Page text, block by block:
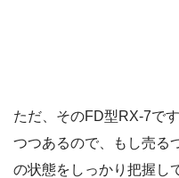
ただ、そのFD型RX-7で
つつあるので、もし売る
の状態をしっかり把握し